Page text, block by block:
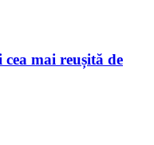
mai reușită de